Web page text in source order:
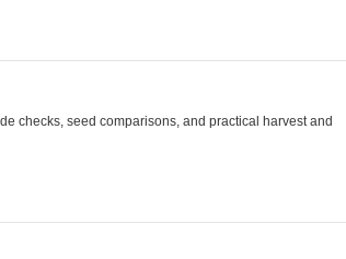
checks, seed comparisons, and practical harvest and